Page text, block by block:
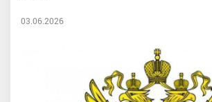
03.06.2026